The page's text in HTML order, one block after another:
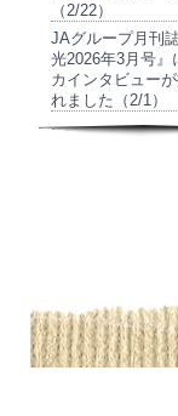
（2/22）
JAグループ月刊
光2026年3月号』
カインタビュー
れました（2/1）